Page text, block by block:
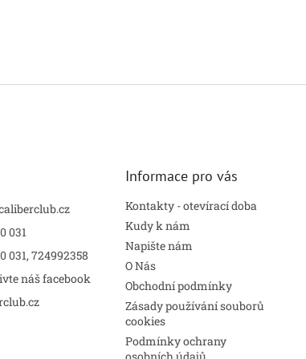
031
031, 724992358
náš facebook
Informace pro vás
Kontakty - otevírací doba
Kudy k nám
Napište nám
O Nás
Obchodní podmínky
Zásady používání souborů
cookies
Podmínky ochrany